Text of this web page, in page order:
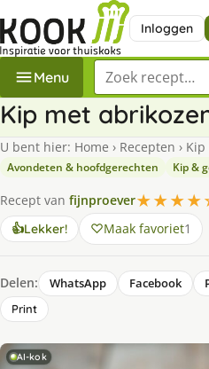
Inloggen
Menu Zoek een recept
Kip met
U bent hier: Home › Recepten › Kip
Avondeten & hoofdgerechten Kip &
Recept van fijnproever
👍Lekker! Maak favoriet1
Delen: WhatsApp Facebook
Print
AI-kok